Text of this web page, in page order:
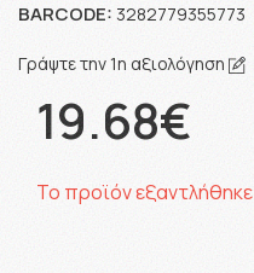
BARCODE: 3282779355773
Γράψτε την 1η αξιολόγηση
19.68€
Το προϊόν εξαντλήθηκε